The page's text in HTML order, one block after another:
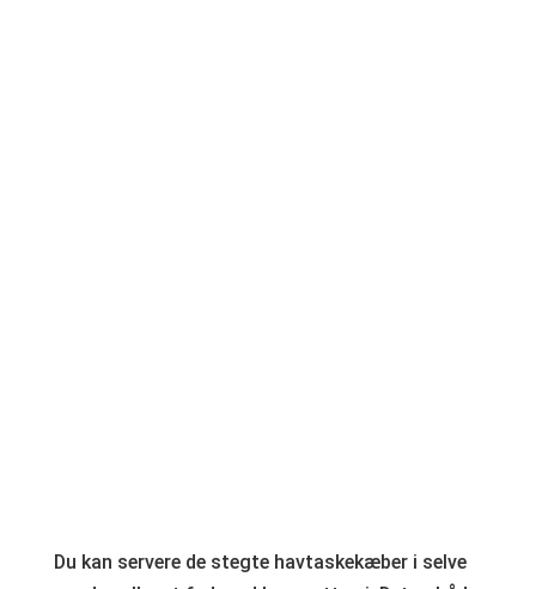
Du kan servere de stegte havtaskekæber i selve